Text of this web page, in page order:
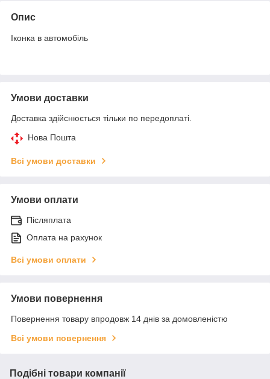
Опис
Іконка в автомобіль
Умови доставки
Доставка здійснюється тільки по передоплаті.
Нова Пошта
Всі умови доставки
Умови оплати
Післяплата
Оплата на рахунок
Всі умови оплати
Умови повернення
Повернення товару впродовж 14 днів за домовленістю
Всі умови повернення
Подібні товари компанії